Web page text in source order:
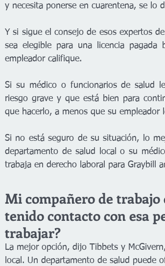
y necesita ponerse en cuarentena, se lo
Y si sigue el consejo de esos expertos
sea elegible para una licencia
empleador califique.
Si su médico o funcionarios de salud
riesgo grave y que está bien para
que hacerlo, a menos que su empleador
Si no está seguro de su situación, lo
departamento de salud local o su
trabaja en derecho laboral para Graybill
Mi compañero de trabajo
tenido contacto con esa
trabajar?
La mejor opción, dijo Tibbets y
local. Un departamento de salud puede